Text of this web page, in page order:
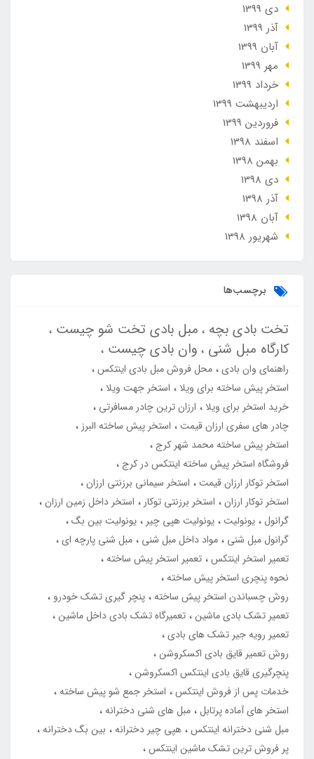
دی 1399
آذر 1399
آبان 1399
مهر 1399
خرداد 1399
ارديبهشت 1399
فروردین 1399
اسفند 1398
بهمن 1398
دی 1398
آذر 1398
آبان 1398
شهریور 1398
برچسب‌ها
تخت بادی بچه مبل بادی تخت شو چیست
کارگاه مبل شنی وان بادی چیست
راهنمای وان بادی محل فروش مبل بادی اینتکس
استخر پیش ساخته برای ویلا
استخر جهت ویلا
خرید استخر برای ویلا
ارزان ترین چادر مسافرتی
چادر های سفری ارزان قیمت
استخر پیش ساخته البرز
استخر پیش ساخته محمد شهر کرج
فروشگاه استخر پیش ساخته اینتکس در کرج
استخر توکار ارزان قیمت
استخر سیمانی برزنتی ارزان
استخر توکار ارزان
استخر برزنتی توکار
استخر داخل زمین ارزان
گرانول یونولیت یونولیت هپی چیر
یونولیت بین بگ
گرانول مبل شنی
مواد داخل مبل شنی
مبل شنی پارچه ای
تعمیر استخر اینتکس تعمیر استخر پیش ساخته
نحوه پنچری استخر پیش ساخته
روش چسباندن استخر پیش ساخته پنچر گیری تشک خودرو
تعمیر تشک بادی ماشین تعمیرگاه تشک بادی داخل ماشین
تعمیر رویه جیر تشک های بادی
روش تعمیر قایق بادی اکسکروشن
پنچرگیری قایق بادی اینتکس اکسکروشن
خدمات پس از فروش اینتکس
استخر جمع شو پیش ساخته
استخر های آماده پرتابل مبل های شنی دخترانه
مبل شنی دخترانه اینتکس هپی چیر دخترانه
بین بگ دخترانه
پر فروش ترین تشک ماشین اینتکس